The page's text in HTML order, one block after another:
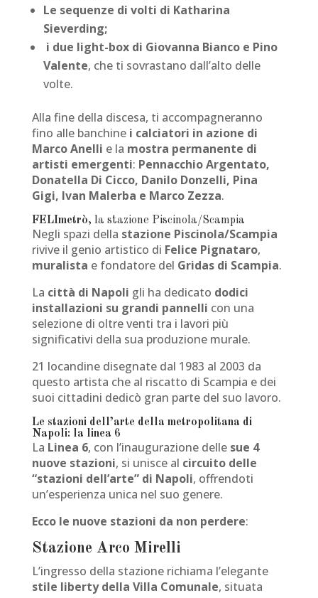
Le sequenze di volti di Katharina
Sieverding;
i due light-box di Giovanna Bianco e Pino
Valente, che ti sovrastano dall’alto delle
volte.
Alla fine della discesa, ti accompagneranno
fino alle banchine i calciatori in azione di
Marco Anelli e la mostra permanente di
artisti emergenti: Pennacchio Argentato,
Donatella Di Cicco, Danilo Donzelli, Pina
Gigi, Ivan Malerba e Marco Zezza.
FELImetrò, la stazione Piscinola/Scampia
Negli spazi della stazione Piscinola/Scampia
rivive il genio artistico di Felice Pignataro,
muralista e fondatore del Gridas di Scampia.
La città di Napoli gli ha dedicato dodici
installazioni su grandi pannelli con una
selezione di oltre venti tra i lavori più
significativi della sua produzione murale.
21 locandine disegnate dal 1983 al 2003 da
questo artista che al riscatto di Scampia e dei
suoi cittadini dedicò gran parte del suo lavoro.
Le stazioni dell’arte della metropolitana di
Napoli: la linea 6
La Linea 6, con l’inaugurazione delle sue 4
nuove stazioni, si unisce al circuito delle
“stazioni dell’arte” di Napoli, offrendoti
un’esperienza unica nel suo genere.
Ecco le nuove stazioni da non perdere:
Stazione Arco Mirelli
L’ingresso della stazione richiama l’elegante
stile liberty della Villa Comunale, situata